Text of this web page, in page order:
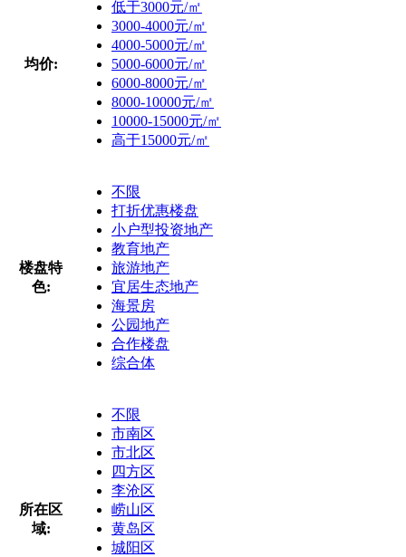
均价:
低于3000元/㎡
3000-4000元/㎡
4000-5000元/㎡
5000-6000元/㎡
6000-8000元/㎡
8000-10000元/㎡
10000-15000元/㎡
高于15000元/㎡
楼盘特
色:
不限
打折优惠楼盘
小户型投资地产
教育地产
旅游地产
宜居生态地产
海景房
公园地产
合作楼盘
综合体
所在区
域:
不限
市南区
市北区
四方区
李沧区
崂山区
黄岛区
城阳区